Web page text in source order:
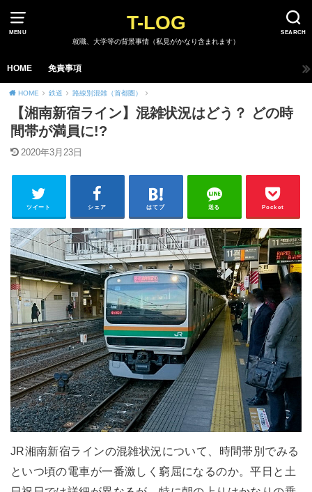
MENU SEARCH
T-LOG
就職、大学等の背景事情（私見がかなり含まれます）
HOME 免責事項
HOME 鉄道 路線別混雑（首都圏）
【湘南新宿ライン】混雑状況はどう？ どの時
間帯が満員に!?
2020年3月23日
ツイート シェア はてブ 送る Pocket
JR湘南新宿ラインの混雑状況について、時間帯別でみる
といつ頃の電車が一番激しく窮屈になるのか。平日と土